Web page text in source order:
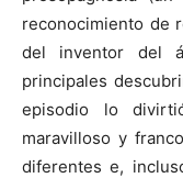
reconocimiento de
del inventor del
principales
episodio lo
maravilloso y
diferentes e,